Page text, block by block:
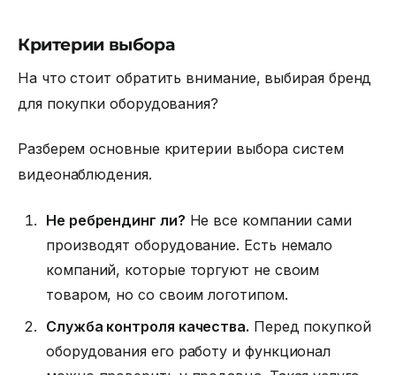
Критерии выбора
На что стоит обратить внимание, выбирая бренд
для покупки оборудования?
Разберем основные критерии выбора систем
видеонаблюдения.
Не ребрендинг ли? Не все компании сами
производят оборудование. Есть немало
компаний, которые торгуют не своим
товаром, но со своим логотипом.
Служба контроля качества. Перед покупкой
оборудования его работу и функционал